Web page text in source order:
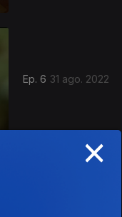
Ep. 6 31 ago. 2022
×